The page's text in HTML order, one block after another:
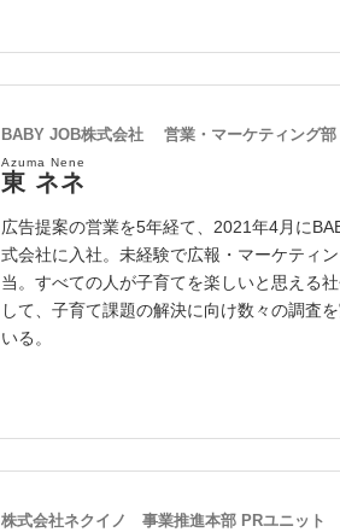
BABY JOB株式会社 営業・マーケティング部
東 ネネ
Azuma Nene
広告提案の営業を5年経て、2021年4月に
式会社に入社。未経験で広報・マーケティ
当。すべての人が子育てを楽しいと思える
して、子育て課題の解決に向け数々の調査
いる。
株式会社ネクイノ 事業推進本部 PRユニット